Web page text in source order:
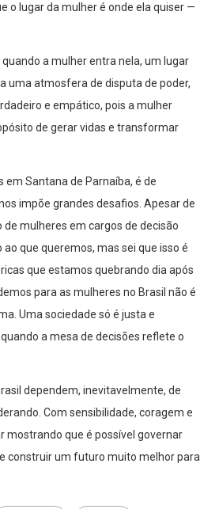
o lugar da mulher é onde ela quiser —
a mulher entra nela, um lugar
uma atmosfera de disputa de poder,
e empático, pois a mulher
de gerar vidas e transformar
em Santana de Parnaíba, é de
impõe grandes desafios. Apesar de
mulheres em cargos de decisão
que queremos, mas sei que isso é
que estamos quebrando dia após
para as mulheres no Brasil não é
Uma sociedade só é justa e
a mesa de decisões reflete o
dependem, inevitavelmente, de
Com sensibilidade, coragem e
mostrando que é possível governar
construir um futuro muito melhor para